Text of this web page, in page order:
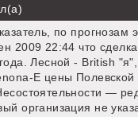
по прогнозам
2009 22:44 что
Лесной - British
E цены Полевской
—
организация не